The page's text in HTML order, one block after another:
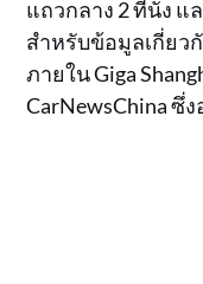
แถวกลาง 2 ที่นั่ง แ
สำหรับข้อมูลเกี่ยว
ภายใน Giga
CarNewsChina ซึ่